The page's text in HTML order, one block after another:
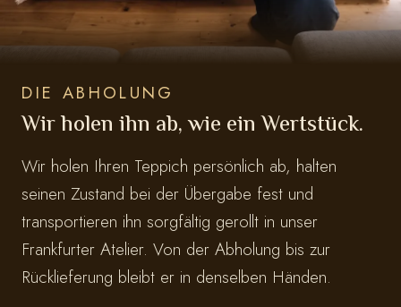
DIE ABHOLUNG
Wir holen ihn ab, wie ein Wertstück.
Wir holen Ihren Teppich persönlich ab, halten
seinen Zustand bei der Übergabe fest und
transportieren ihn sorgfältig gerollt in unser
Frankfurter Atelier. Von der Abholung bis zur
Rücklieferung bleibt er in denselben Händen.